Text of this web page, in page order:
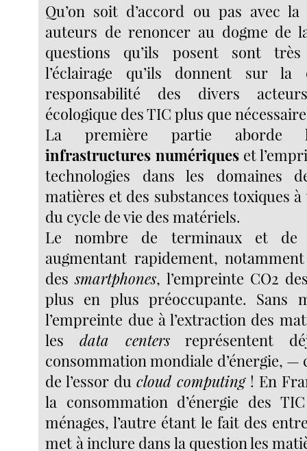
Qu’on soit d’accord ou pas avec
auteurs de renoncer au dogme de
questions qu’ils posent sont
l’éclairage qu’ils donnent sur
responsabilité des divers
écologique des TIC plus que
La première partie aborde
infrastructures numériqueset
technologies dans les domaines
matières et des substances toxiques à
du cycle de vie des matériels.
Le nombre de terminaux et de
augmentant rapidement,
dessmartphones, l’empreinte CO2
plus en plus préoccupante. Sans
l’empreinte due à l’extraction des
les data centersreprésentent
consommation mondiale d’énergie, —
de l’essor ducloud computing! En
la consommation d’énergie des
ménages, l’autre étant le fait des
met à inclure dans la question les